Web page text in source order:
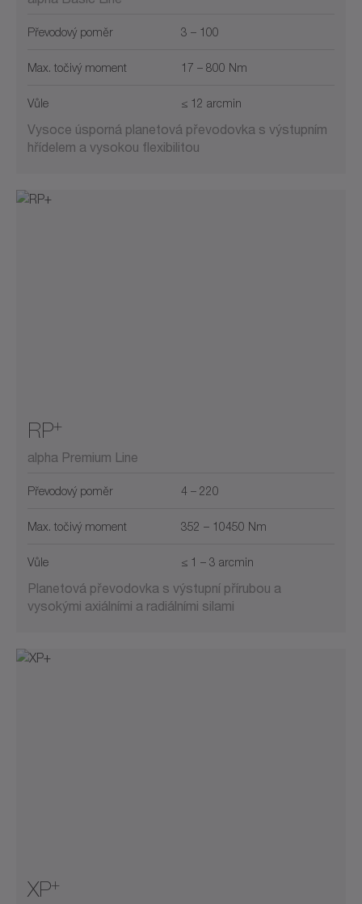
Převodový poměr 3 – 100
Max. točivý moment 17 – 800 Nm
Vůle ≤ 12 arcmin
Vysoce úsporná planetová převodovka s výstupním
hřídelem a vysokou flexibilitou
RP+
alpha Premium Line
Převodový poměr 4 – 220
Max. točivý moment 352 – 10450 Nm
Vůle ≤ 1 – 3 arcmin
Planetová převodovka s výstupní přírubou a
vysokými axiálními a radiálními silami
XP+